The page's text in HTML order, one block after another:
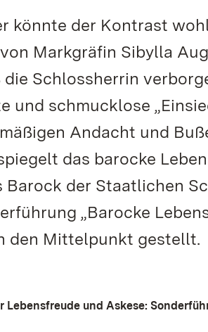
könnte der Kontrast
Markgräfin Sibylla
Schlossherrin
und schmucklose
Andacht und
das barocke
Barock der Staatlichen
„Barocke
den Mittelpunkt gestellt.
Lebensfreude und Askese: